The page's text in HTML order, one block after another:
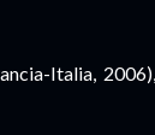
Italia,